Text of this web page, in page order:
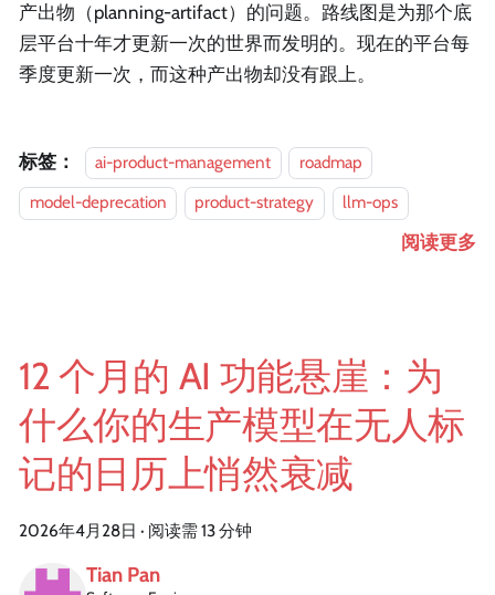
产出物（planning-artifact）的问题。路线图是为那个底
层平台十年才更新一次的世界而发明的。现在的平台每
季度更新一次，而这种产出物却没有跟上。
标签： ai-product-management
roadmap
model-deprecation
product-strategy llm-ops
阅读更多
12 个月的 AI 功能悬崖：为
什么你的生产模型在无人标
记的日历上悄然衰减
2026年4月28日 · 阅读需 13 分钟
Tian Pan